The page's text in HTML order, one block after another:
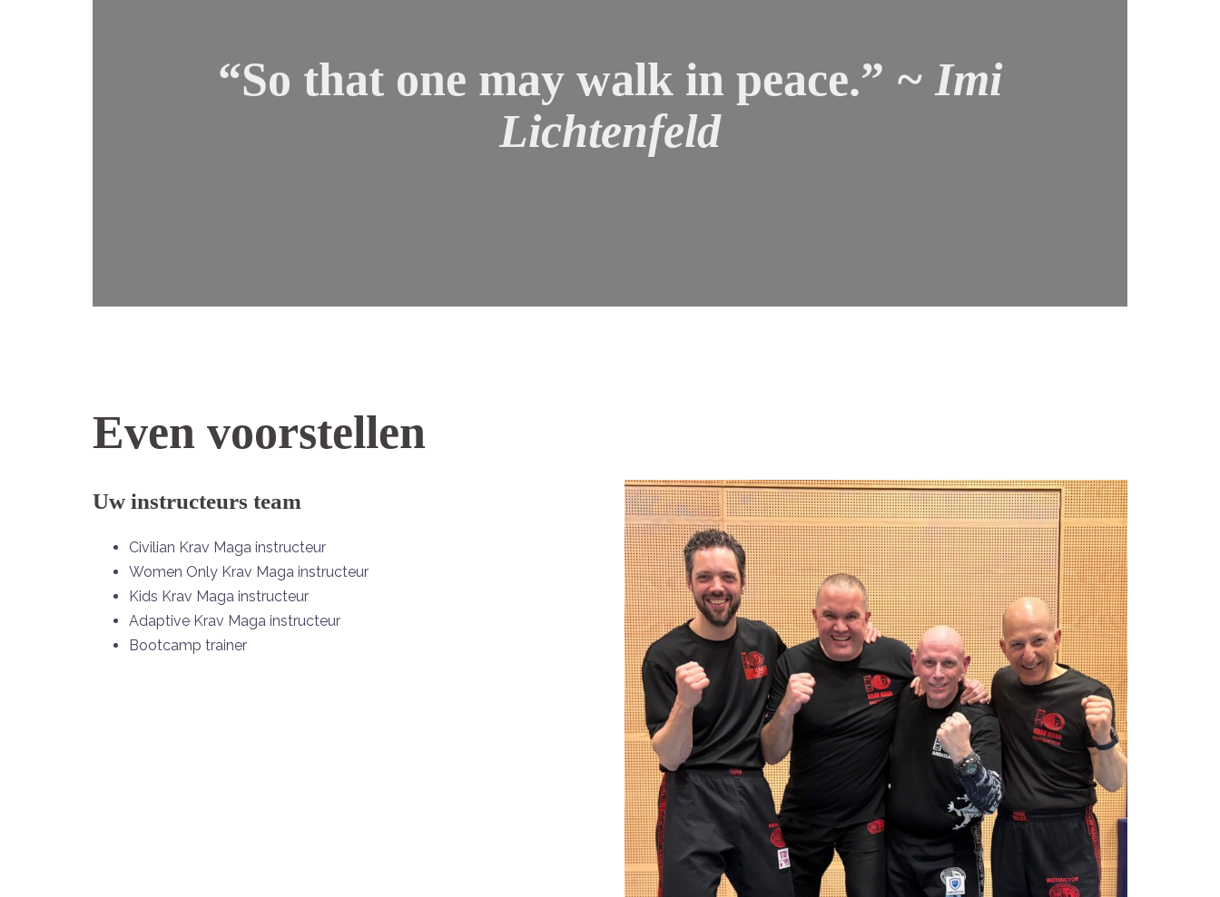
“So that one may walk in peace.” ~ Imi
Lichtenfeld
Even voorstellen
Uw instructeurs team
Civilian Krav Maga instructeur
Women Only Krav Maga instructeur
Kids Krav Maga instructeur
Adaptive Krav Maga instructeur
Bootcamp trainer